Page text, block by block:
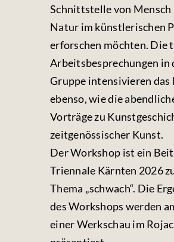
Schnittstelle von Mensch
Natur im künstlerischen
erforschen möchten. Die
Arbeitsbesprechungen in
Gruppe intensivieren das
ebenso, wie die
Vorträge zu
zeitgenössischer Kunst.
Der Workshop ist ein
Triennale Kärnten 2026
Thema „schwach“. Die
des Workshops werden
einer Werkschau im